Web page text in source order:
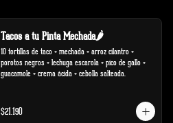
Tacos a tu Pinta Mechada🌶️
10 tortillas de taco + mechada + arroz cilantro +
porotos negros + lechuga escarola + pico de gallo +
guacamole + crema ácida + cebolla salteada.
$21.190